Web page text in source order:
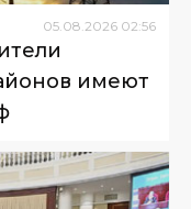
05.08.2026 02:56
имеют